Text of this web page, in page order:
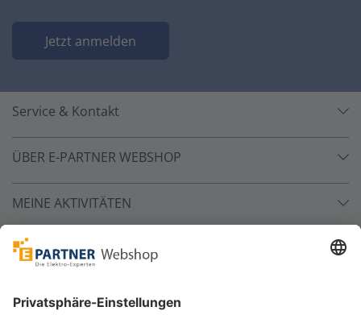
Jetzt anmelden
Service & Kontakt
ÜBER E-PARTNER WEBSHOP
MEINE AKTIVITÄTEN
Unsere Zahlarten
Versandpartner